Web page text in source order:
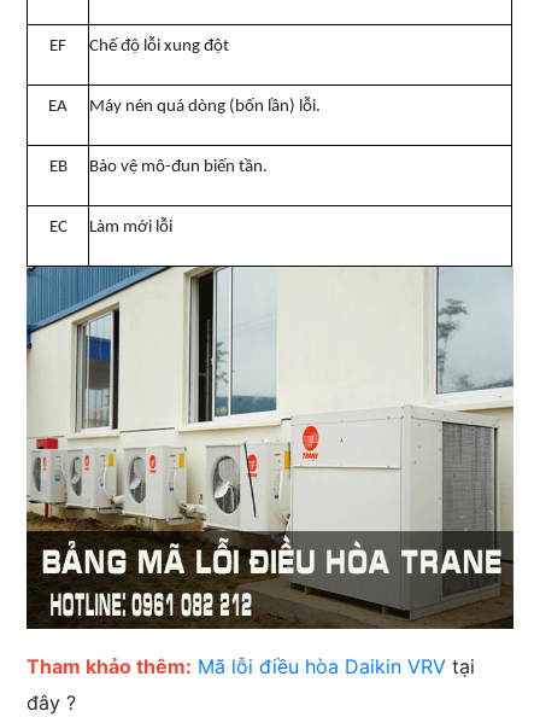
EF Chế độ lỗi xung đột
EA Máy nén quá dòng (bốn lần) lỗi.
EB Bảo vệ mô-đun biến tần.
EC Làm mới lỗi
Tham khảo thêm: Mã lỗi điều hòa Daikin VRV tại
đây ?